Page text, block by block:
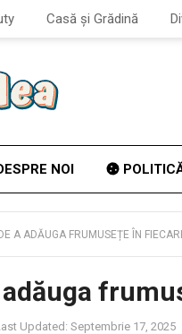
Casă și Grădină
NOI
A ADĂUGA FRUMUSEȚE ÎN
Updated: Septembrie 17, 2025